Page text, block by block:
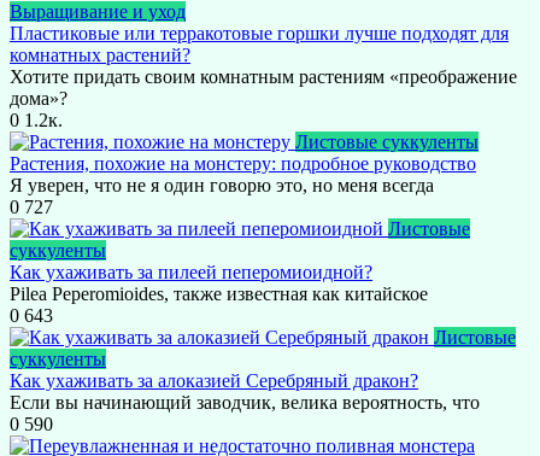
Выращивание и уход
Пластиковые или терракотовые горшки лучше подходят для
комнатных растений?
Хотите придать своим комнатным растениям «преображение
дома»?
0 1.2к.
Листовые суккуленты
Растения, похожие на монстеру: подробное руководство
Я уверен, что не я один говорю это, но меня всегда
0 727
Листовые
суккуленты
Как ухаживать за пилеей пеперомиоидной?
Pilea Peperomioides, также известная как китайское
0 643
Листовые
суккуленты
Как ухаживать за алоказией Серебряный дракон?
Если вы начинающий заводчик, велика вероятность, что
0 590